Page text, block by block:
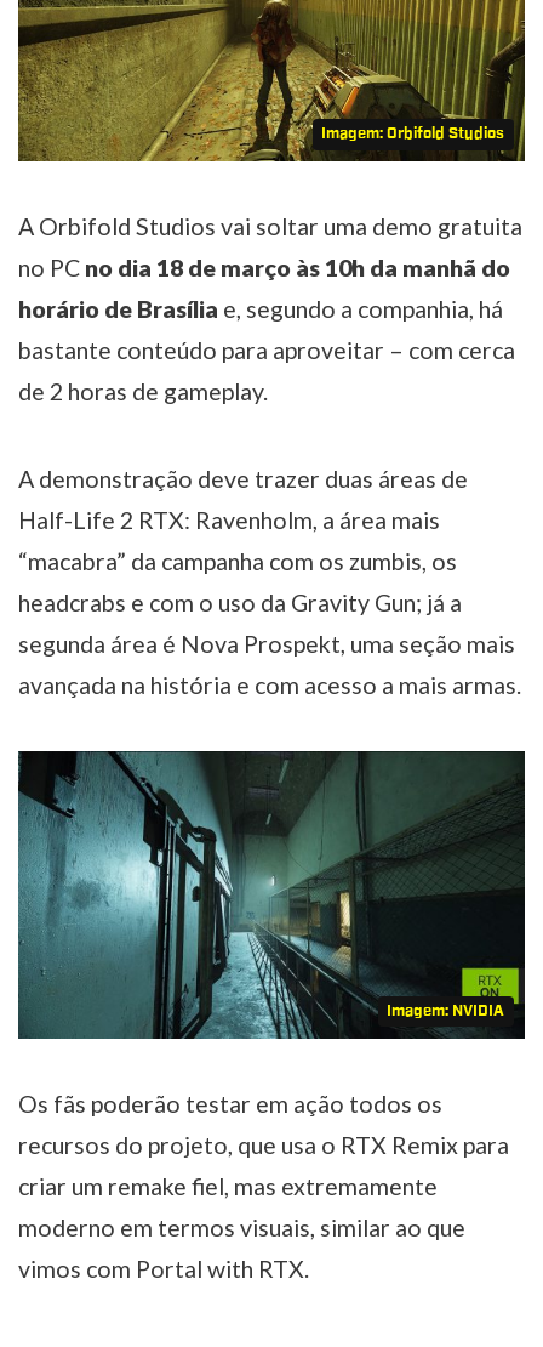
Imagem: Orbifold Studios
A Orbifold Studios vai soltar uma demo gratuita
no PC no dia 18 de março às 10h da manhã do
horário de Brasília e, segundo a companhia, há
bastante conteúdo para aproveitar – com cerca
de 2 horas de gameplay.
A demonstração deve trazer duas áreas de
Half-Life 2 RTX: Ravenholm, a área mais
“macabra” da campanha com os zumbis, os
headcrabs e com o uso da Gravity Gun; já a
segunda área é Nova Prospekt, uma seção mais
avançada na história e com acesso a mais armas.
Imagem: NVIDIA
Os fãs poderão testar em ação todos os
recursos do projeto, que usa o RTX Remix para
criar um remake fiel, mas extremamente
moderno em termos visuais, similar ao que
vimos com Portal with RTX.